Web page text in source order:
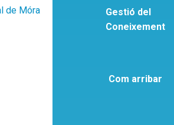
Gestió del
Coneixement
Com arribar